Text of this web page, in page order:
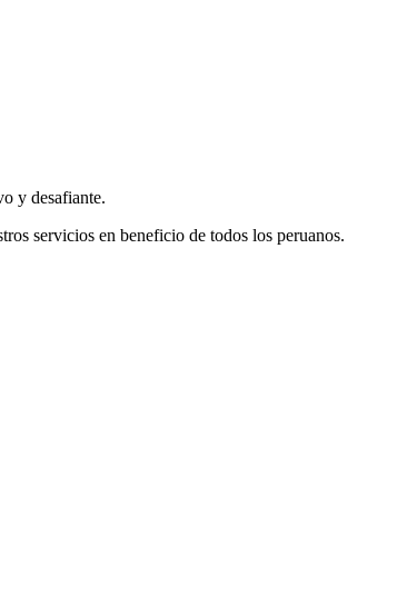
y desafiante.
servicios en beneficio de todos los peruanos.